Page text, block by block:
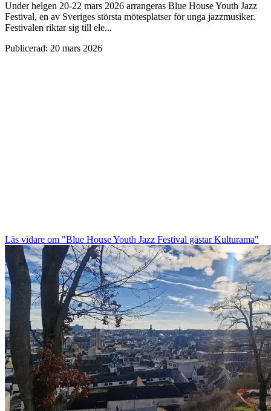
Under helgen 20-22 mars 2026 arrangeras Blue House Youth Jazz
Festival, en av Sveriges största mötesplatser för unga jazzmusiker.
Festivalen riktar sig till ele...
Publicerad: 20 mars 2026
Läs vidare om "Blue House Youth Jazz Festival gästar Kulturama"